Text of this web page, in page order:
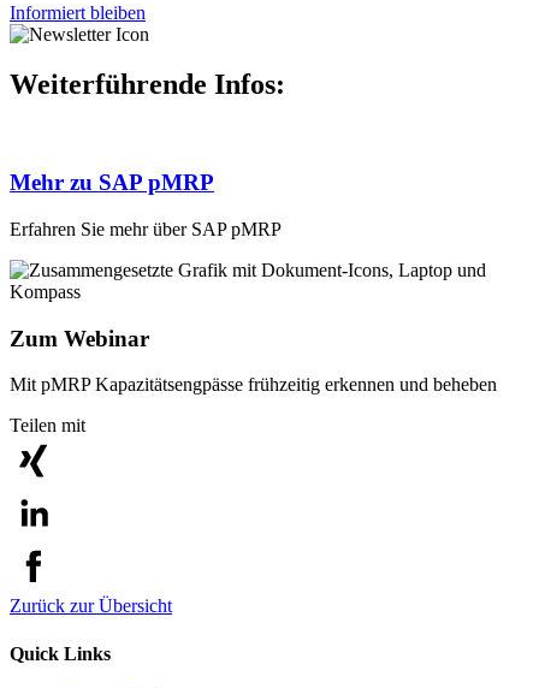
Informiert bleiben
Weiterführende Infos:
Mehr zu SAP pMRP
Erfahren Sie mehr über SAP pMRP
Zum Webinar
Mit pMRP Kapazitätsengpässe frühzeitig erkennen und beheben
Teilen mit
Zurück zur Übersicht
Quick Links